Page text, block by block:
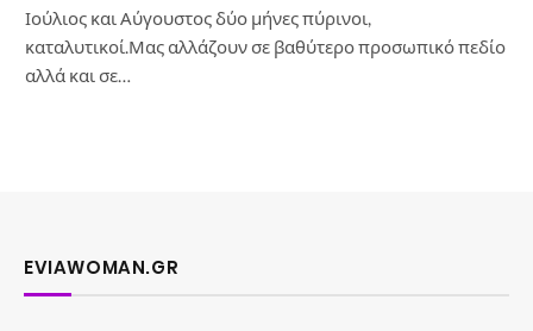
Ιούλιος και Αύγουστος δύο μήνες πύρινοι,
καταλυτικοί.Μας αλλάζουν σε βαθύτερο προσωπικό πεδίο
αλλά και σε…
EVIAWOMAN.GR